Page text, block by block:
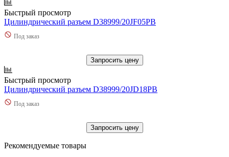
Быстрый просмотр
Цилиндрический разъем D38999/20JF05PB
Под заказ
Запросить цену
Быстрый просмотр
Цилиндрический разъем D38999/20JD18PB
Под заказ
Запросить цену
Рекомендуемые товары